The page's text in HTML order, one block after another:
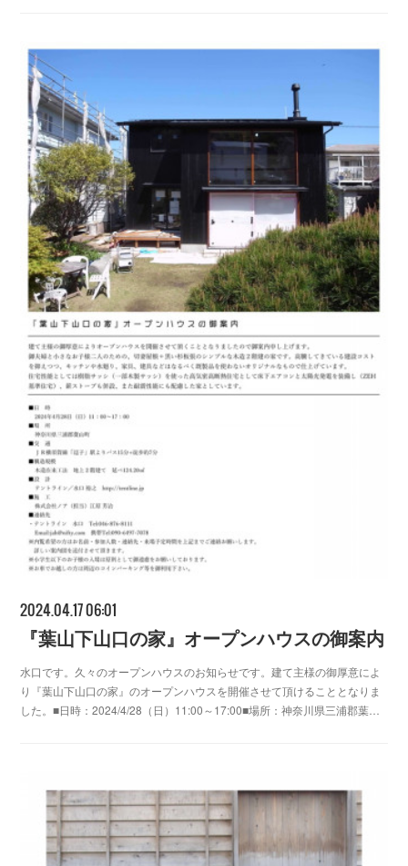
2024.04.17 06:01
『葉山下山口の家』オープンハウスの御案内
水口です。久々のオープンハウスのお知らせです。建て主様の御厚意によ
り『葉山下山口の家』のオープンハウスを開催させて頂けることとなりま
した。■日時：2024/4/28（日）11:00～17:00■場所：神奈川県三浦郡葉…